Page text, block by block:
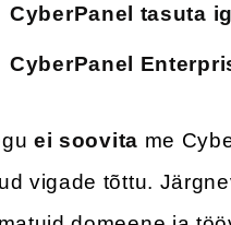
CyberPanel tasuta
CyberPanel
ei soovita me
vigade tõttu.